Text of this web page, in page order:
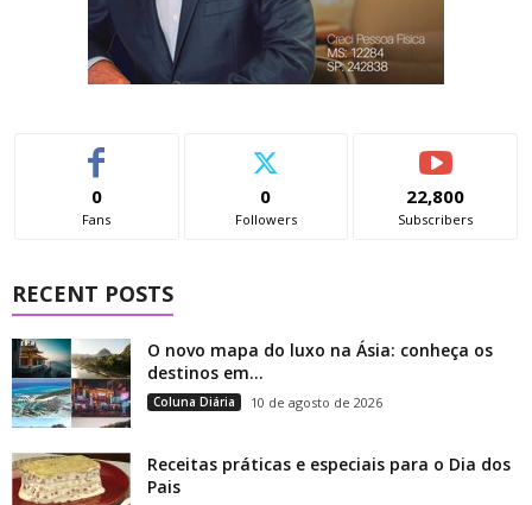
0
Fans
0
Followers
22,800
Subscribers
RECENT POSTS
O novo mapa do luxo na Ásia: conheça os
destinos em...
Coluna Diária 10 de agosto de 2026
Receitas práticas e especiais para o Dia dos
Pais